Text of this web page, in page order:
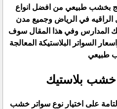
بخشب طبيعي من افضل انواع
الراقيه في الرياض وجميع مدن
المدارس وفي هذا المقال سوف
السواتر البلاستيكة المعالجة
طبيعي
خشب بلاستيك
على اختيار نوع سواتر خشب